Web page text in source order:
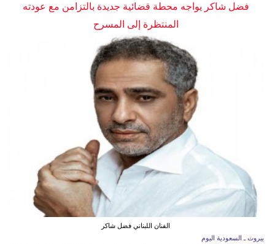
فضل شاكر يواجه محطة قضائية جديدة بالتزامن مع عودته
المنتظرة إلى المسرح
الفنان اللبناني فضل شاكر
بيروت ـ السعودية اليوم